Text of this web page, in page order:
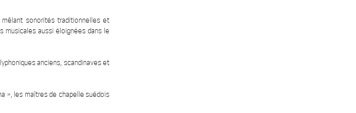
mêlant sonorités traditionnelles et
musicales aussi éloignées dans le
anciens, scandinaves et
», les maîtres de chapelle suédois